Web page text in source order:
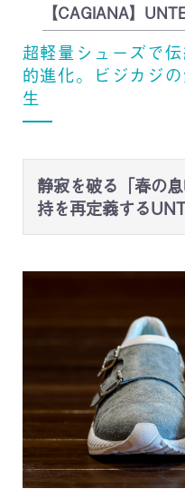
【CAGIANA】
超軽量シューズで
的進化。ビジカジ
生
静寂を破る「春の
持を再定義する